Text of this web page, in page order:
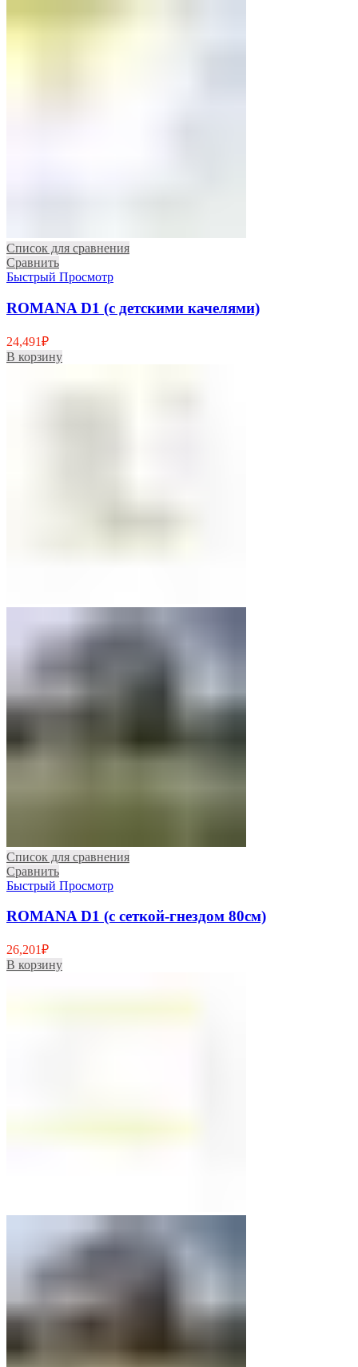
Список для сравнения
Сравнить
Быстрый Просмотр
ROMANA D1 (с детскими качелями)
24,491₽
В корзину
Список для сравнения
Сравнить
Быстрый Просмотр
ROMANA D1 (с сеткой-гнездом 80см)
26,201₽
В корзину